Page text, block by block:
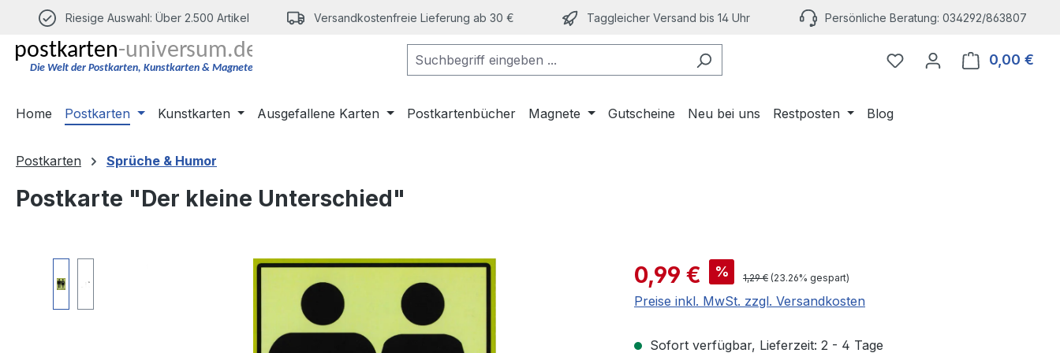
Hauptinhalt springen
Zur Suche springen
Zur Hauptnavigation springen
Riesige Auswahl: Über 2.500 Artikel Versandkostenfreie Lieferung ab 30 € Taggleicher Versand bis 14 Uhr Persönliche Beratung: 034292/863807
Du hast 0 Produkte auf
0,00 €
Home Postkarten Kunstkarten Ausgefallene Karten Postkartenbücher Magnete Gutscheine Neu bei uns Restposten Blog
Postkarten Sprüche & Humor
Postkarte "Der kleine Unterschied"
Verkaufspreis:
0,99 € % Regulärer Preis:
1,29 € (23.26% gespart)
Preise inkl. MwSt. zzgl. Versandkosten
Sofort verfügbar, Lieferzeit: 2 - 4 Tage